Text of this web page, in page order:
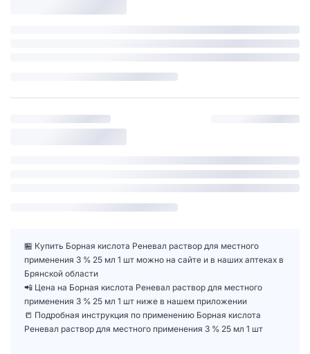
🏪 Купить Борная кислота Реневал раствор для местного
применения 3 % 25 мл 1 шт можно на сайте и в наших аптеках в
Брянской области
📲 Цена на Борная кислота Реневал раствор для местного
применения 3 % 25 мл 1 шт ниже в нашем приложении
📒 Подробная инструкция по применению Борная кислота
Реневал раствор для местного применения 3 % 25 мл 1 шт